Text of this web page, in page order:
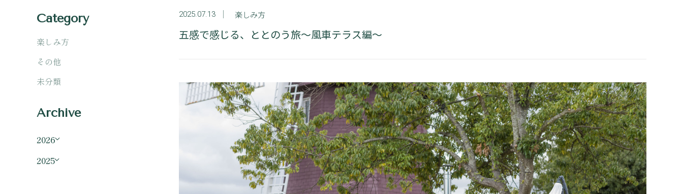
Category
楽しみ方
その他
未分類
Archive
2026
2025
2025.07.13 楽しみ方
五感で感じる、ととのう旅～風車テラス編～